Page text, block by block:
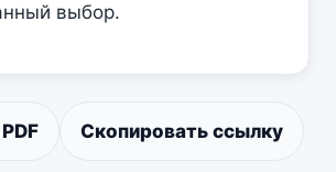
выбор.
Скопировать ссылку